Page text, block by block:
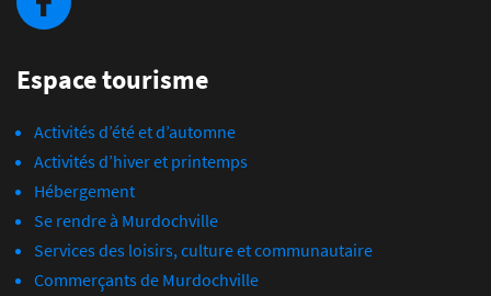
Espace tourisme
Activités d’été et d’automne
Activités d’hiver et printemps
Hébergement
Se rendre à Murdochville
Services des loisirs, culture et communautaire
Commerçants de Murdochville